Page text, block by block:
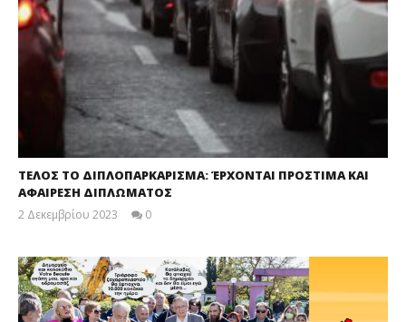
ΤΕΛΟΣ ΤΟ ΔΙΠΛΟΠΑΡΚΑΡΙΣΜΑ: ΈΡΧΟΝΤΑΙ ΠΡΟΣΤΙΜΑ ΚΑΙ
ΑΦΑΙΡΕΣΗ ΔΙΠΛΩΜΑΤΟΣ
2 Δεκεμβρίου 2023
0